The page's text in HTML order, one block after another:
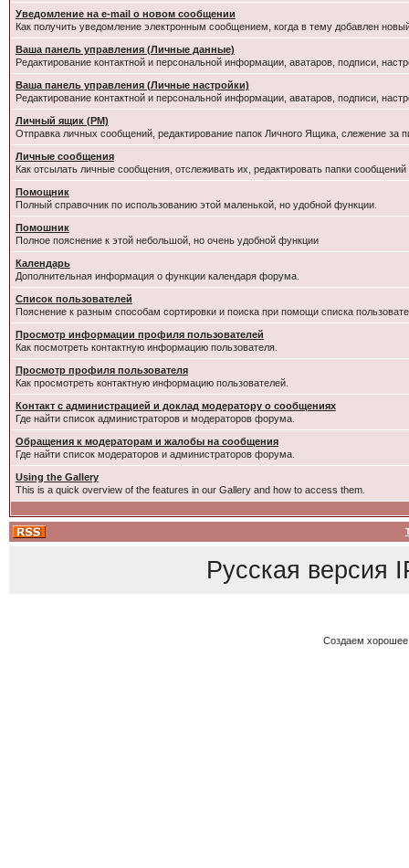
Уведомление на е-mail о новом сообщении
Как получить уведомление электронным сообщением, когда в тему добавлен
Ваша панель управления (Личные данные)
Редактирование контактной и персональной информации, аватаров, подписи,
Ваша панель управления (Личные настройки)
Редактирование контактной и персональной информации, аватаров, подписи,
Личный ящик (PM)
Отправка личных сообщений, редактирование папок Личного Ящика, слежение за
Личные сообщения
Как отсылать личные сообщения, отслеживать их, редактировать папки
Помощник
Полный справочник по использованию этой маленькой, но удобной функции.
Помошник
Полное пояснение к этой небольшой, но очень удобной функции
Календарь
Дополнительная информация о функции календаря форума.
Список пользователей
Пояснение к разным способам сортировки и поиска при помощи списка
Просмотр информации профиля пользователей
Как посмотреть контактную информацию пользователя.
Просмотр профиля пользователя
Как просмотреть контактную информацию пользователей.
Контакт с администрацией и доклад модератору о сообщениях
Где найти список администраторов и модераторов форума.
Обращения к модераторам и жалобы на сообщения
Где найти список модераторов и администраторов форума.
Using the Gallery
This is a quick overview of the features in our Gallery and how to access them.
Русская версия
Создаем